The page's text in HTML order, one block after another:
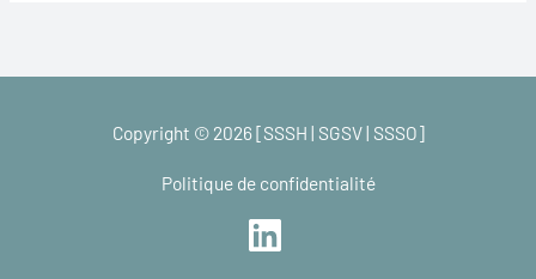
Copyright © 2026 [SSSH | SGSV | SSSO]
Politique de confidentialité